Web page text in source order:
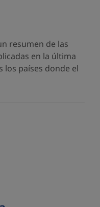
resumen de las
en la última
los países donde el